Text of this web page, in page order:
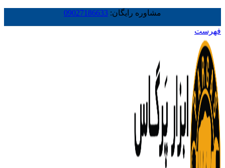
مشاوره رایگان: 09027186633
فهرست